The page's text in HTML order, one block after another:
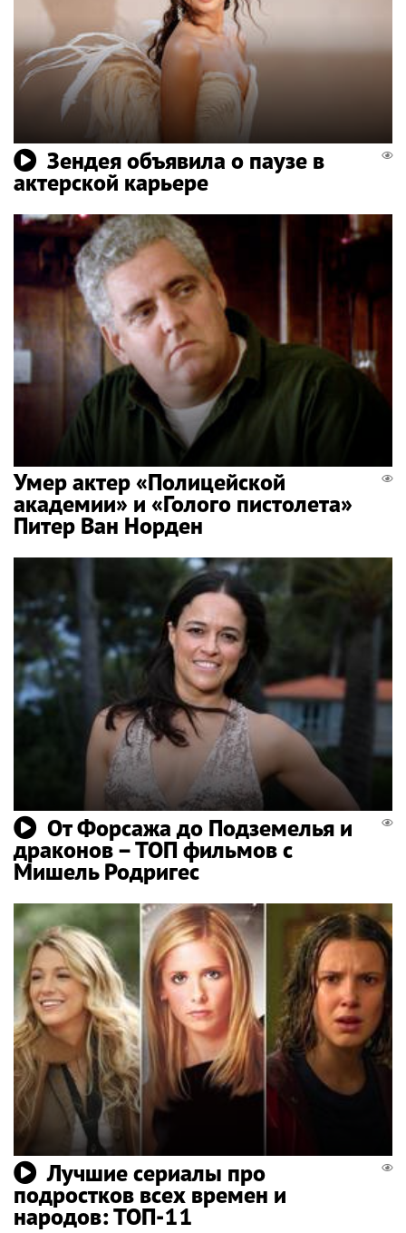
Зендея объявила о паузе в
актерской карьере
Умер актер «Полицейской
академии» и «Голого пистолета»
Питер Ван Норден
От Форсажа до Подземелья и
драконов – ТОП фильмов с
Мишель Родригес
Лучшие сериалы про
подростков всех времен и
народов: ТОП-11